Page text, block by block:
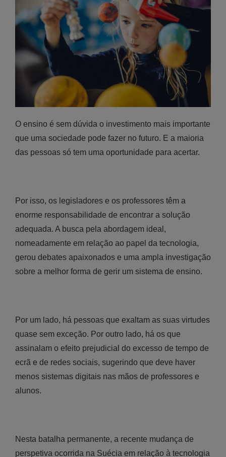
O ensino é sem dúvida o investimento mais importante
que uma sociedade pode fazer no futuro. E a maioria
das pessoas só tem uma oportunidade para acertar.
Por isso, os legisladores e os professores têm a
enorme responsabilidade de encontrar a solução
adequada. A busca pela abordagem ideal,
nomeadamente em relação ao papel da tecnologia,
gerou debates apaixonados e uma ampla investigação
sobre a melhor forma de gerir um sistema de ensino.
Por um lado, há pessoas que exaltam as suas virtudes
quase sem exceção. Por outro lado, há os que
assinalam o efeito prejudicial do excesso de tempo de
ecrã e de redes sociais, sugerindo que deve haver
menos sistemas digitais nas mãos de professores e
alunos.
Nesta batalha permanente, a recente mudança de
perspetiva ocorrida na Suécia em relação à tecnologia